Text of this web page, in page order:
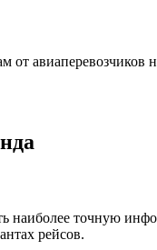
авиаперевозчиков
наиболее точную
рейсов.